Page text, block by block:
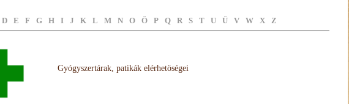
D E F G H I J K L M N O Ö P Q R S T U Ü V W X Z
Gyógyszertárak, patikák elérhetöségei